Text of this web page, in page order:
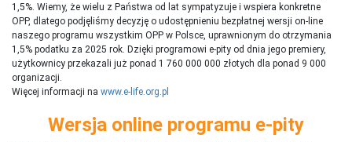
1,5%. Wiemy, że wielu z Państwa od lat sympatyzuje i wspiera konkretne
OPP, dlatego podjęliśmy decyzję o udostępnieniu bezpłatnej wersji on-line
naszego programu wszystkim OPP w Polsce, uprawnionym do otrzymania
1,5% podatku za 2025 rok. Dzięki programowi e-pity od dnia jego premiery,
użytkownicy przekazali już ponad 1 760 000 000 złotych dla ponad 9 000
organizacji.
Więcej informacji na www.e-life.org.pl
Wersja online programu e-pity